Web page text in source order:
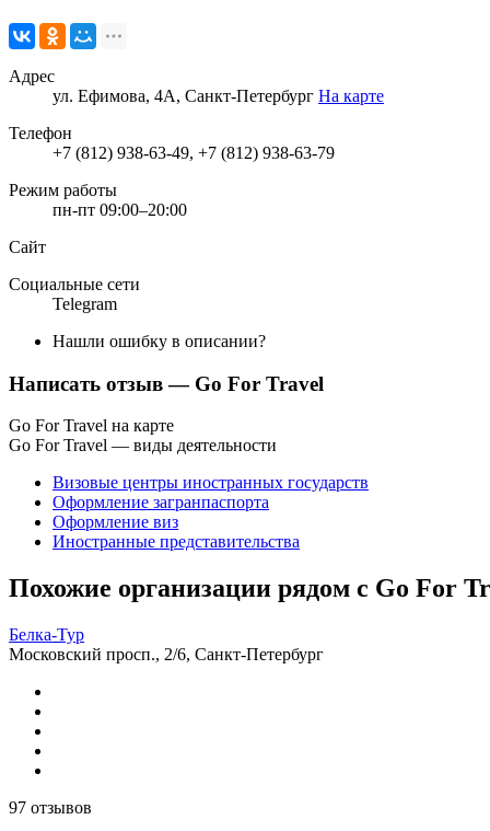
Адрес
ул. Ефимова, 4А, Санкт-Петербург На карте
Телефон
+7 (812) 938-63-49, +7 (812) 938-63-79
Режим работы
пн-пт 09:00–20:00
Сайт
Социальные сети
Telegram
Нашли ошибку в описании?
Написать отзыв— Go For Travel
Go For Travel на карте
Go For Travel — виды деятельности
Визовые центры иностранных государств
Оформление загранпаспорта
Оформление виз
Иностранные представительства
Похожие организации рядом с Go For
Белка-Тур
Московский просп., 2/6, Санкт-Петербург
97 отзывов